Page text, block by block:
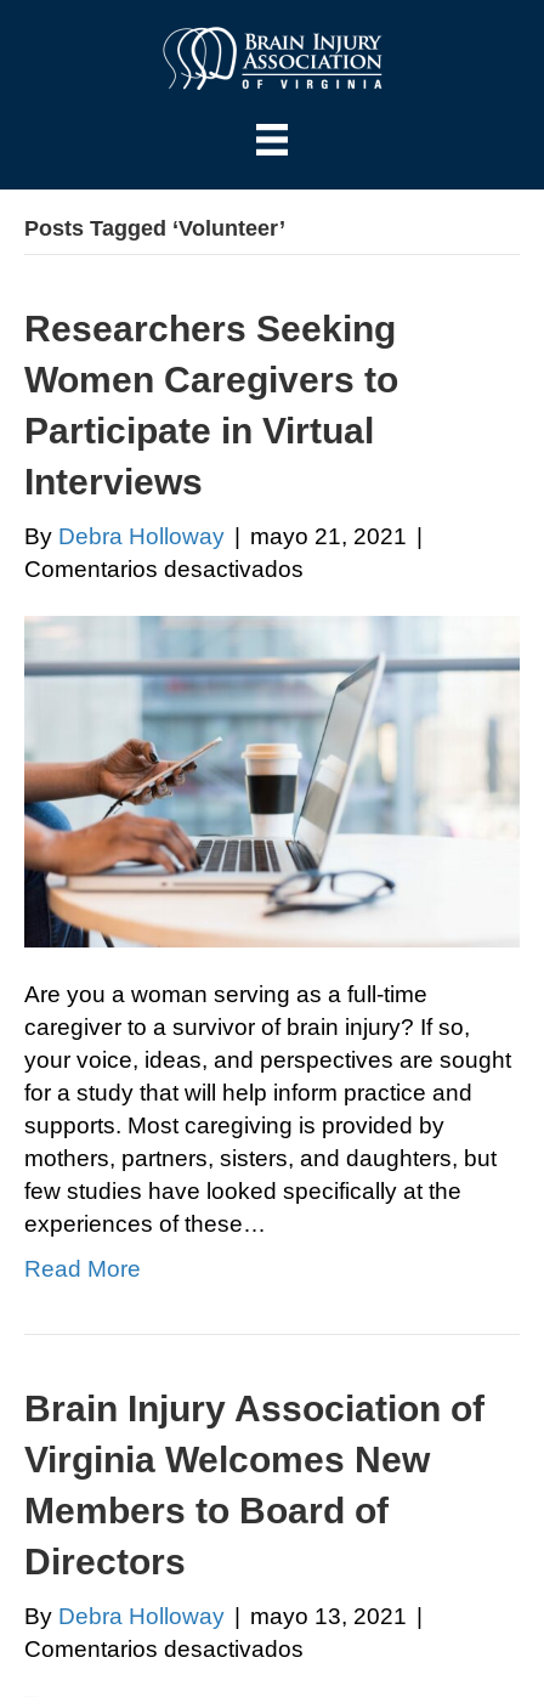
Posts Tagged ‘Volunteer’
Researchers Seeking
Women Caregivers to
Participate in Virtual
Interviews
By Debra Holloway mayo 21, 2021
Comentarios desactivados
Women
Caregivers
Participate
in
Virtual
Interviews
Are you a woman serving as a full-time
caregiver to a survivor of brain injury? If so,
your voice, ideas, and perspectives are sought
for a study that will help inform practice and
supports. Most caregiving is provided by
mothers, partners, sisters, and daughters, but
few studies have looked specifically at the
experiences of these…
Read More
Brain Injury Association of
Virginia Welcomes New
Members to Board of
Directors
By Debra Holloway mayo 13, 2021
Comentarios desactivados